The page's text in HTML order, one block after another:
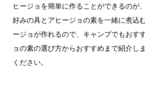
ヒージョを簡単に作ることができるのが
好みの具とアヒージョの素を一緒に煮込
ージョが作れるので、キャンプでもおす
ョの素の選び方からおすすめまで紹介し
ください。